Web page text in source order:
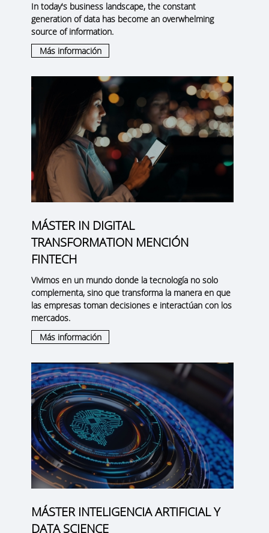
In today's business landscape, the constant
generation of data has become an overwhelming
source of information.
Más información
MÁSTER IN DIGITAL
TRANSFORMATION MENCIÓN
FINTECH
Vivimos en un mundo donde la tecnología no solo
complementa, sino que transforma la manera en que
las empresas toman decisiones e interactúan con los
mercados.
Más información
MÁSTER INTELIGENCIA ARTIFICIAL Y
DATA SCIENCE